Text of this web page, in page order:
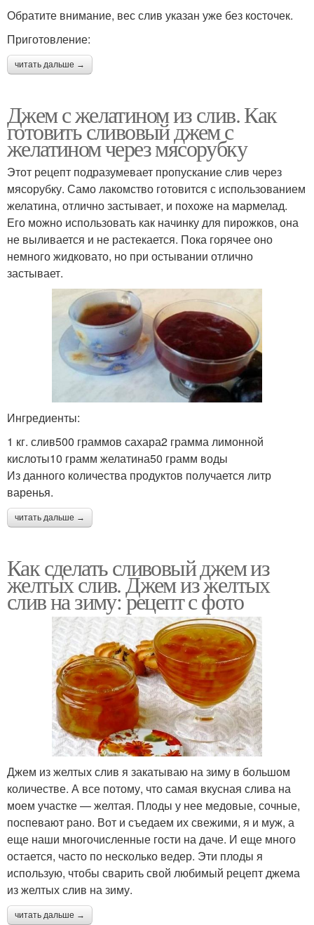
Обратите внимание, вес слив указан уже без косточек.
Приготовление:
читать дальше →
Джем с желатином из слив. Как
готовить сливовый джем с
желатином через мясорубку
Этот рецепт подразумевает пропускание слив через
мясорубку. Само лакомство готовится с использованием
желатина, отлично застывает, и похоже на мармелад.
Его можно использовать как начинку для пирожков, она
не выливается и не растекается. Пока горячее оно
немного жидковато, но при остывании отлично
застывает.
Ингредиенты:
1 кг. слив500 граммов сахара2 грамма лимонной
кислоты10 грамм желатина50 грамм воды
Из данного количества продуктов получается литр
варенья.
читать дальше →
Как сделать сливовый джем из
желтых слив. Джем из желтых
слив на зиму: рецепт с фото
Джем из желтых слив я закатываю на зиму в большом
количестве. А все потому, что самая вкусная слива на
моем участке — желтая. Плоды у нее медовые, сочные,
поспевают рано. Вот и съедаем их свежими, я и муж, а
еще наши многочисленные гости на даче. И еще много
остается, часто по несколько ведер. Эти плоды я
использую, чтобы сварить свой любимый рецепт джема
из желтых слив на зиму.
читать дальше →